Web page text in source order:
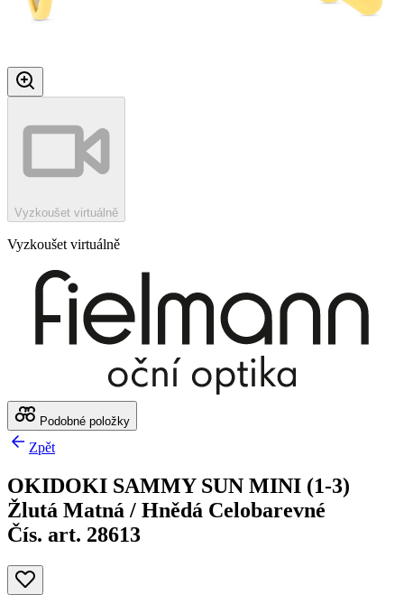
Vyzkoušet virtuálně
Vyzkoušet virtuálně
Podobné položky
Zpět
OKIDOKI SAMMY SUN MINI (1-3)
Žlutá Matná / Hnědá Celobarevné
Čís. art. 28613